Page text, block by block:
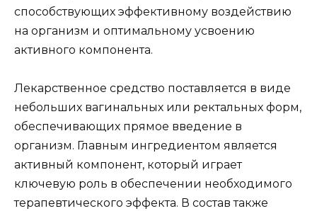
способствующих эффективному воздействию
на организм и оптимальному усвоению
активного компонента.
Лекарственное средство поставляется в виде
небольших вагинальных или ректальных форм,
обеспечивающих прямое введение в
организм. Главным ингредиентом является
активный компонент, который играет
ключевую роль в обеспечении необходимого
терапевтического эффекта. В состав также